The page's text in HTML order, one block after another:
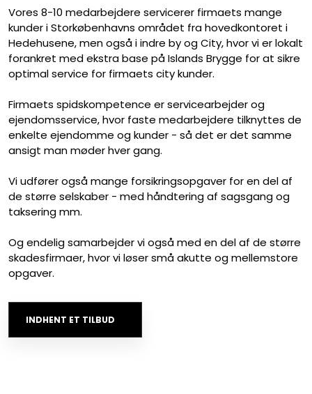
Vores 8-10 medarbejdere servicerer firmaets mange
kunder i Storkøbenhavns området fra hovedkontoret i
Hedehusene, men også i indre by og City, hvor vi er lokalt
forankret med ekstra base på Islands Brygge for at sikre
optimal service for firmaets city kunder.
Firmaets spidskompetence er servicearbejder og
ejendomsservice, hvor faste medarbejdere tilknyttes de
enkelte ejendomme og kunder - så det er det samme
ansigt man møder hver gang.
Vi udfører også mange forsikringsopgaver for en del af
de større selskaber - med håndtering af sagsgang og
taksering mm.
Og endelig samarbejder vi også med en del af de større
skadesfirmaer, hvor vi løser små akutte og mellemstore
opgaver.​
INDHENT ET TILBUD